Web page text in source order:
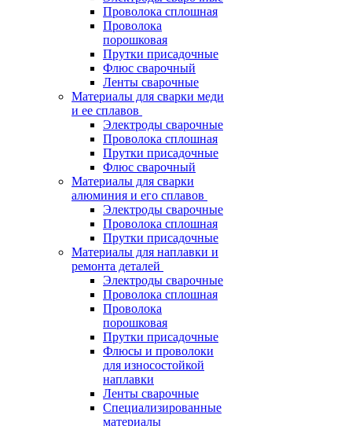
Проволока сплошная
Проволока
порошковая
Прутки присадочные
Флюс сварочный
Ленты сварочные
Материалы для сварки меди
и ее сплавов
Электроды сварочные
Проволока сплошная
Прутки присадочные
Флюс сварочный
Материалы для сварки
алюминия и его сплавов
Электроды сварочные
Проволока сплошная
Прутки присадочные
Материалы для наплавки и
ремонта деталей
Электроды сварочные
Проволока сплошная
Проволока
порошковая
Прутки присадочные
Флюсы и проволоки
для износостойкой
наплавки
Ленты сварочные
Специализированные
материалы